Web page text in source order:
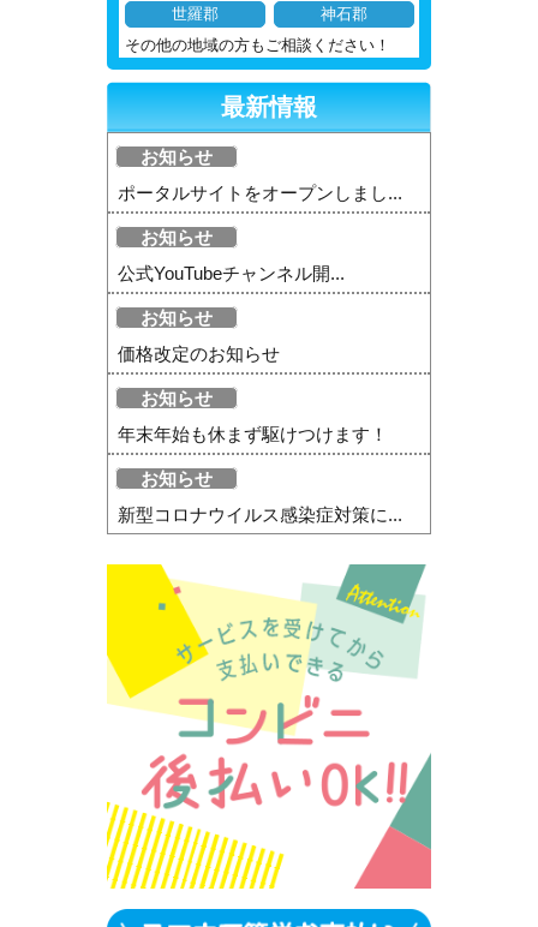
世羅郡
神石郡
その他の地域の方もご相談ください！
最新情報
お知らせ
ポータルサイトをオープンしまし...
お知らせ
公式YouTubeチャンネル開...
お知らせ
価格改定のお知らせ
お知らせ
年末年始も休まず駆けつけます！
お知らせ
新型コロナウイルス感染症対策に...